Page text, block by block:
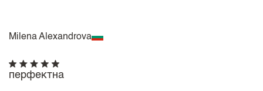
Milena Alexandrova
перфектна